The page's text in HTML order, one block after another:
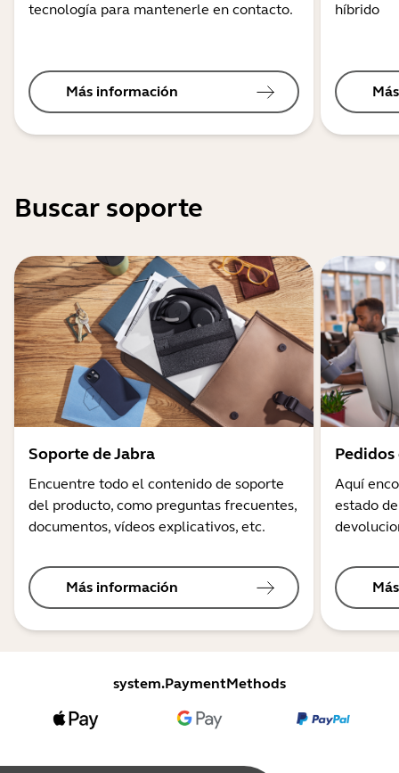
tecnología para mantenerle en contacto.
Más información
híbrido
Buscar soporte
Soporte de Jabra
Encuentre todo el contenido de soporte
del producto, como preguntas frecuentes,
documentos, vídeos explicativos, etc.
Más información
Aquí
estado
system.PaymentMethods